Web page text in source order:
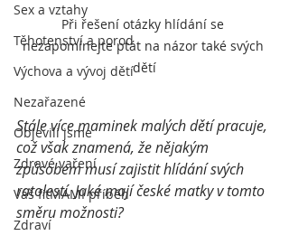
Sex a vztahy
Těhotenství a porod
Výchova a vývoj dětí
Nezařazené
Objevili jsme
Zdravé vaření
Váš fitMAMI příběh
Zdraví
Při řešení otázky hlídání se
nezapomínejte ptát na názor také svých
dětí
Stále více maminek malých dětí pracuje,
což však znamená, že nějakým
způsobem musí zajistit hlídání svých
ratolestí. Jaké mají české matky v tomto
směru možnosti?